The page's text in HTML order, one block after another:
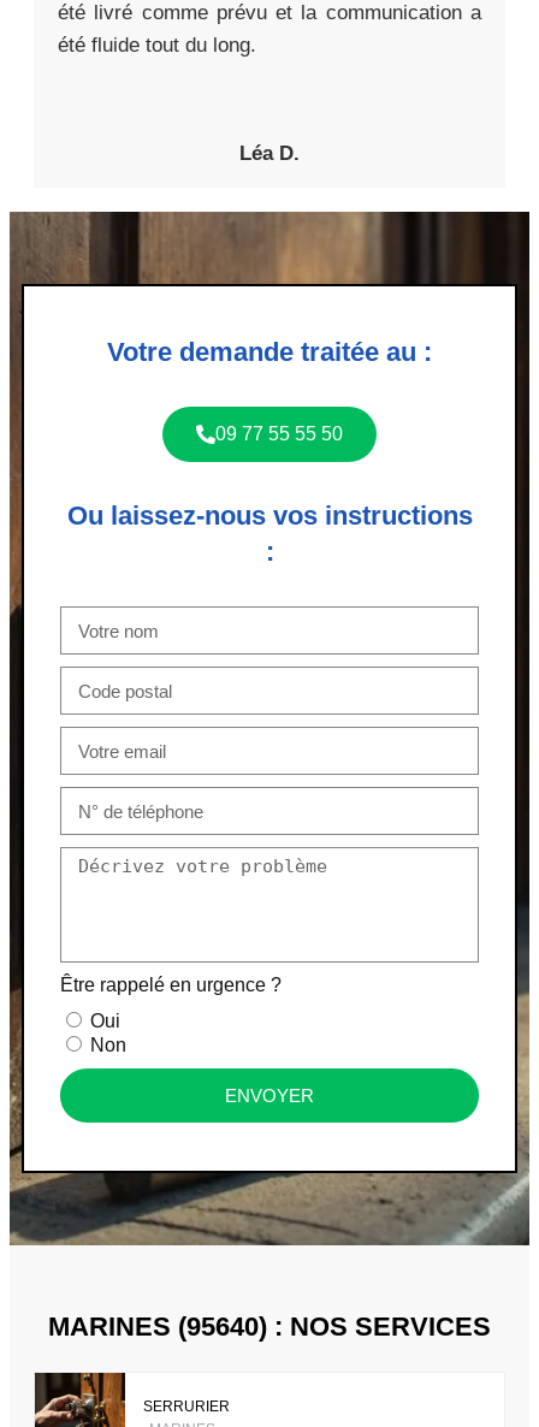
été livré comme prévu et la communication a
été fluide tout du long.
Léa D.
Votre demande traitée au :
09 77 55 55 50
Ou laissez-nous vos instructions
:
Être rappelé en urgence ?
Oui
Non
ENVOYER
MARINES (95640) : NOS SERVICES
SERRURIER